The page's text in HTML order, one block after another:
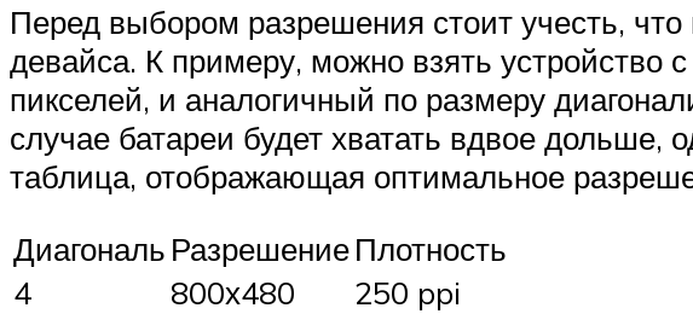
Перед выбором разрешения стоит учесть,
девайса. К примеру, можно взять
пикселей, и аналогичный по размеру
случае батареи будет хватать вдвое дольше,
таблица, отображающая оптимальное
Диагональ РазрешениеПлотность
4
800х480
250 ppi